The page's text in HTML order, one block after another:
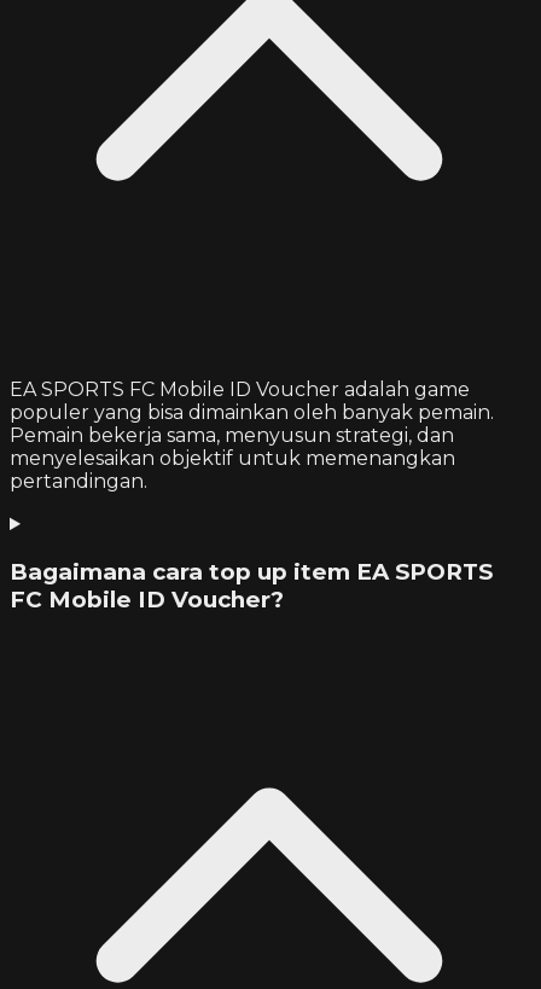
EA SPORTS FC Mobile ID Voucher adalah game
populer yang bisa dimainkan oleh banyak pemain.
Pemain bekerja sama, menyusun strategi, dan
menyelesaikan objektif untuk memenangkan
pertandingan.
Bagaimana cara top up item EA SPORTS
FC Mobile ID Voucher?